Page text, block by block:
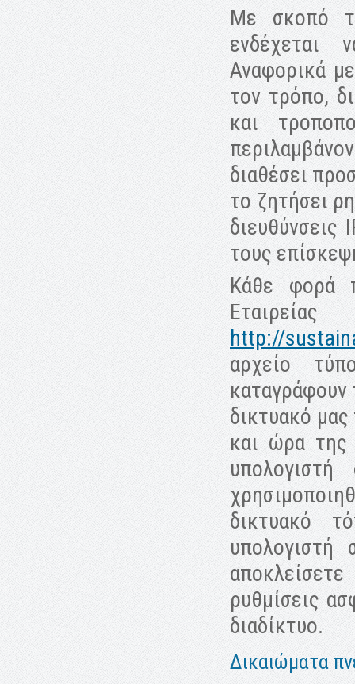
Με σκοπό
ενδέχεται
Αναφορικά
τον τρόπο,
και
διαθέσει
το ζητήσει
τους
Κάθε φορά
Εταιρείας
http://
αρχείο
δικτυακό
και ώρα της
δικτυακό
ρυθμίσεις
διαδίκτυο.
Δικαιώματα